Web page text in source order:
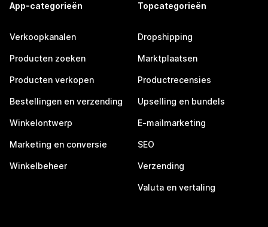
App-categorieën
Verkoopkanalen
Producten zoeken
Producten verkopen
Bestellingen en verzending
Winkelontwerp
Marketing en conversie
Winkelbeheer
Topcategorieën
Dropshipping
Marktplaatsen
Productrecensies
Upselling en bundels
E-mailmarketing
SEO
Verzending
Valuta en vertaling